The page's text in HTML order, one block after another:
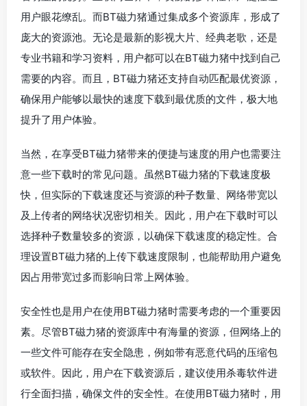
用户眼花缭乱。而BT磁力猪通过集成多个资源库，形成了
庞大的资源池。无论是最新的影视大片、经典老歌，还是
专业书籍和学习资料，用户都可以在BT磁力猪中找到自己
需要的内容。而且，BT磁力猪还支持自动匹配最优资源，
确保用户能够以最快的速度下载到最优质的文件，极大地
提升了用户体验。
当然，在享受BT磁力猪带来的便捷与速度的用户也需要注
意一些下载时的常见问题。虽然BT磁力猪的下载速度极
快，但实际的下载速度还与资源的种子数量、网络带宽以
及上传者的网络状况密切相关。因此，用户在下载时可以
选择种子数量较多的资源，以确保下载速度的稳定性。合
理设置BT磁力猪的上传下载速度限制，也能帮助用户避免
因占用带宽过多而影响日常上网体验。
安全性也是用户在使用BT磁力猪时需要考虑的一个重要因
素。尽管BT磁力猪的资源库中有海量的资源，但网络上的
一些文件可能存在安全隐患，例如带有恶意代码的压缩包
或软件。因此，用户在下载资源后，建议使用杀毒软件进
行全面扫描，确保文件的安全性。在使用BT磁力猪时，用